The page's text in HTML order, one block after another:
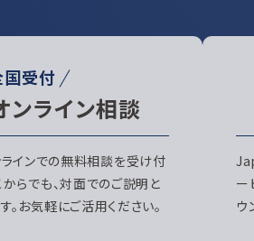
国受付
ンライン相談
インでの無料相談を受け付
らでも、対面でのご説明と
お気軽にご活用ください。
ー
ウ